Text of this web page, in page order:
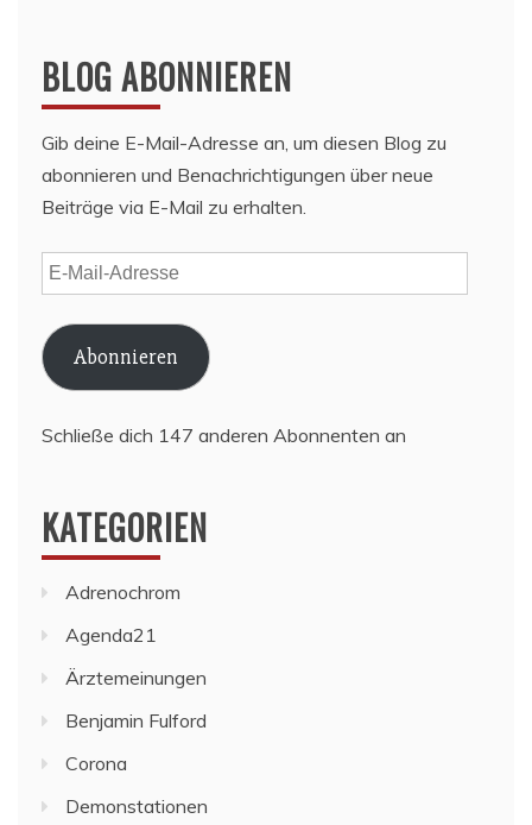
BLOG ABONNIEREN
Gib deine E-Mail-Adresse an, um diesen Blog zu
abonnieren und Benachrichtigungen über neue
Beiträge via E-Mail zu erhalten.
E-
Mail-
Adresse
Abonnieren
Schließe dich 147 anderen Abonnenten an
KATEGORIEN
Adrenochrom
Agenda21
Ärztemeinungen
Benjamin Fulford
Corona
Demonstationen